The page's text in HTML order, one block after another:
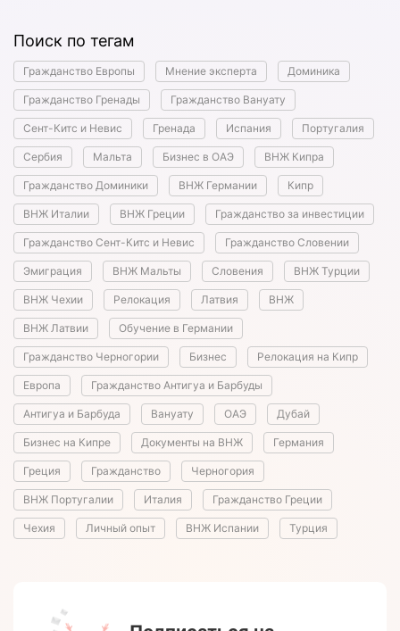
Поиск по тегам
Гражданство Европы Мнение эксперта Доминика
Гражданство Гренады Гражданство Вануату
Сент-Китс и Невис Гренада Испания Португалия
Сербия Мальта Бизнес в ОАЭ ВНЖ Кипра
Гражданство Доминики ВНЖ Германии Кипр
ВНЖ Италии ВНЖ Греции Гражданство за инвестиции
Гражданство Сент-Китс и Невис Гражданство Словении
Эмиграция ВНЖ Мальты Словения ВНЖ Турции
ВНЖ Чехии Релокация Латвия ВНЖ
ВНЖ Латвии Обучение в Германии
Гражданство Черногории Бизнес Релокация на Кипр
Европа Гражданство Антигуа и Барбуды
Антигуа и Барбуда Вануату ОАЭ Дубай
Бизнес на Кипре Документы на ВНЖ Германия
Греция Гражданство Черногория
ВНЖ Португалии Италия Гражданство Греции
Чехия Личный опыт ВНЖ Испании Турция